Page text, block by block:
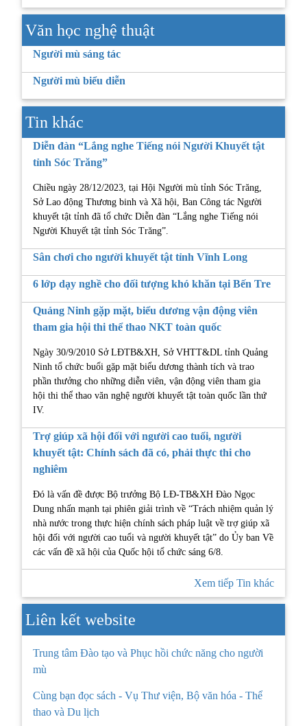
Văn học nghệ thuật
Người mù sáng tác
Người mù biểu diễn
Tin khác
Diễn đàn “Lắng nghe Tiếng nói Người Khuyết tật
tỉnh Sóc Trăng”
Chiều ngày 28/12/2023, tại Hội Người mù tỉnh Sóc Trăng,
Sở Lao động Thương binh và Xã hội, Ban Công tác Người
khuyết tật tỉnh đã tổ chức Diễn đàn “Lắng nghe Tiếng nói
Người Khuyết tật tỉnh Sóc Trăng”.
Sân chơi cho người khuyết tật tỉnh Vĩnh Long
6 lớp dạy nghề cho đối tượng khó khăn tại Bến Tre
Quảng Ninh gặp mặt, biểu dương vận động viên
tham gia hội thi thể thao NKT toàn quốc
Ngày 30/9/2010 Sở LĐTB&XH, Sở VHTT&DL tỉnh Quảng
Ninh tổ chức buổi gặp mặt biểu dương thành tích và trao
phần thưởng cho những diễn viên, vận động viên tham gia
hội thi thể thao văn nghệ người khuyết tật toàn quốc lần thứ
IV.
Trợ giúp xã hội đối với người cao tuổi, người
khuyết tật: Chính sách đã có, phải thực thi cho
nghiêm
Đó là vấn đề được Bộ trưởng Bộ LĐ-TB&XH Đào Ngọc
Dung nhấn mạnh tại phiên giải trình về “Trách nhiệm quản lý
nhà nước trong thực hiện chính sách pháp luật về trợ giúp xã
hội đối với người cao tuổi và người khuyết tật” do Ủy ban Về
các vấn đề xã hội của Quốc hội tổ chức sáng 6/8.
Xem tiếp Tin khác
Liên kết website
Trung tâm Đào tạo và Phục hồi chức năng cho người
mù
Cùng bạn đọc sách - Vụ Thư viện, Bộ văn hóa - Thể
thao và Du lịch